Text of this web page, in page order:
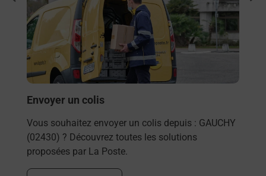
Envoyer un colis
Vous souhaitez envoyer un colis depuis : GAUCHY
(02430) ? Découvrez toutes les solutions
proposées par La Poste.